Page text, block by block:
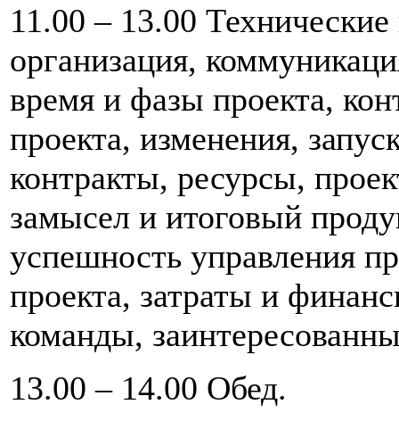
11.00 – 13.00
организация,
время и фазы проекта,
проекта, изменения,
контракты, ресурсы,
замысел и итоговый
успешность управления
проекта, затраты и
команды,
13.00 – 14.00 Обед.